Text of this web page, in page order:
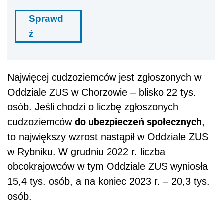
Sprawd
ź
Najwięcej cudzoziemców jest zgłoszonych w
Oddziale ZUS w Chorzowie – blisko 22 tys.
osób. Jeśli chodzi o liczbę zgłoszonych
cudzoziemców do ubezpieczeń społecznych,
to największy wzrost nastąpił w Oddziale ZUS
w Rybniku. W grudniu 2022 r. liczba
obcokrajowców w tym Oddziale ZUS wyniosła
15,4 tys. osób, a na koniec 2023 r. – 20,3 tys.
osób.